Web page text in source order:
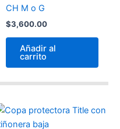
CH M o G
$3,600.00
Añadir al
carrito